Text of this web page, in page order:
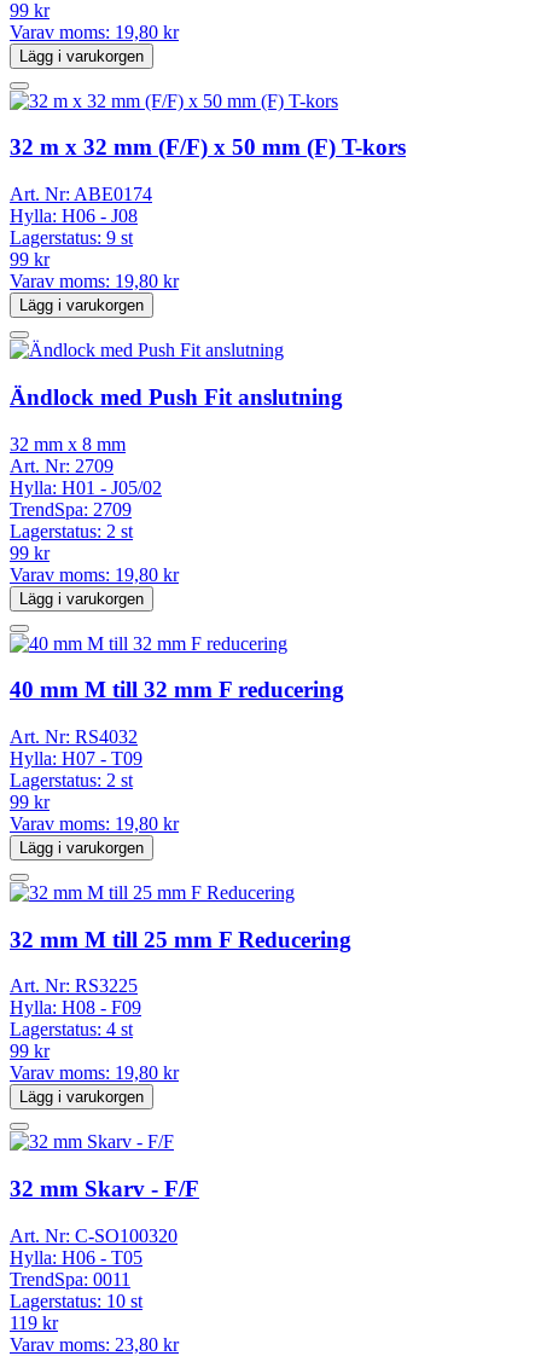
99 kr
Varav moms: 19,80 kr
Lägg i varukorgen
32 m x 32 mm (F/F) x 50 mm (F) T-kors
Art. Nr: ABE0174
Hylla: H06 - J08
Lagerstatus: 9 st
99 kr
Varav moms: 19,80 kr
Lägg i varukorgen
Ändlock med Push Fit anslutning
32 mm x 8 mm
Art. Nr: 2709
Hylla: H01 - J05/02
TrendSpa: 2709
Lagerstatus: 2 st
99 kr
Varav moms: 19,80 kr
Lägg i varukorgen
40 mm M till 32 mm F reducering
Art. Nr: RS4032
Hylla: H07 - T09
Lagerstatus: 2 st
99 kr
Varav moms: 19,80 kr
Lägg i varukorgen
32 mm M till 25 mm F Reducering
Art. Nr: RS3225
Hylla: H08 - F09
Lagerstatus: 4 st
99 kr
Varav moms: 19,80 kr
Lägg i varukorgen
32 mm Skarv - F/F
Art. Nr: C-SO100320
Hylla: H06 - T05
TrendSpa: 0011
Lagerstatus: 10 st
119 kr
Varav moms: 23,80 kr